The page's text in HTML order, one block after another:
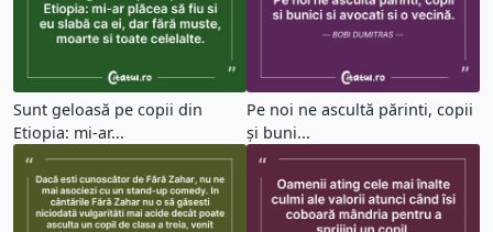
Sunt geloasă pe copii din
Etiopia: mi-ar...
Pe noi ne ascultă părinti, copii
și buni...